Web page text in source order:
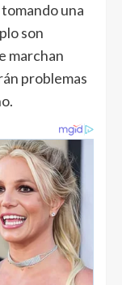
una
son
marchan
problemas